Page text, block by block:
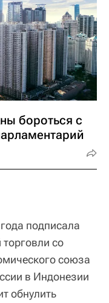
бороться с
подписала
со
союза
в Индонезии
обнулить